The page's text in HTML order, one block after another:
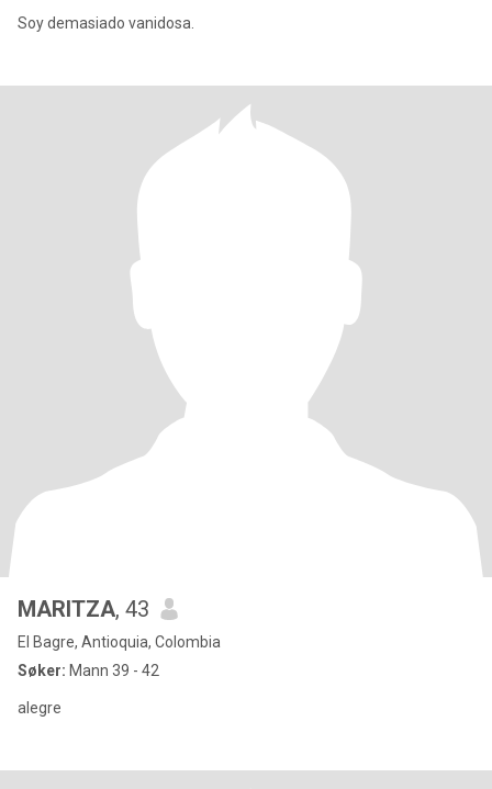
Soy demasiado vanidosa.
MARITZA, 43
El Bagre, Antioquia, Colombia
Søker: Mann 39 - 42
alegre